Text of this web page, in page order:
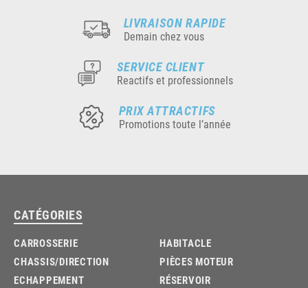
LIVRAISON RAPIDE
Demain chez vous
SERVICE CLIENT
Reactifs et professionnels
PRIX ATTRACTIFS
Promotions toute l’année
CATÉGORIES
CARROSSERIE
CHASSIS/DIRECTION
ECHAPPEMENT
HABITACLE
PIÈCES MOTEUR
RÉSERVOIR